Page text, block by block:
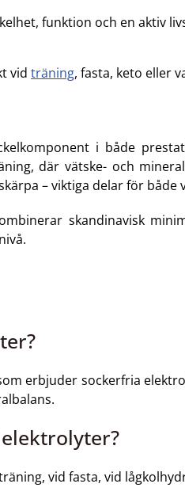
funktion och en aktiv
vid träning, fasta, keto eller
i både
där vätske- och
– viktiga delar för både
skandinavisk
erbjuder sockerfria
elektrolyter?
vid fasta, vid